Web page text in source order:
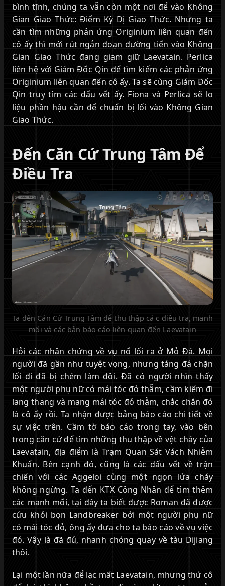
bình tĩnh, chúng ta vẫn còn một nơi để vào Không
Gian Giao Thức: Điểm Kỳ Dị Giao Thức. Nhưng ta
cần tìm những phản ứng Originium liên quan đến
cô ấy thì mới rút ngắn đoạn đường tiến vào Không
Gian Giao Thức đang giam giữ Laevatain. Perlica
liên hệ với Giám Đốc Qin để tìm kiếm các phản ứng
Originium liên quan đến cô ấy. Ta sẽ cùng Giám Đốc
Qin truy tìm các dấu vết ấy. Fiona và Perlica sẽ lo
liệu phần hậu cần để chuẩn bị lối vào Không Gian
Giao Thức.
Đến Căn Cứ Trung Tâm Để
Điều Tra
Ta đến Căn Cứ Trung Tâm để thu thập cá c điều tra, manh
mối và các bản báo cáo liên quan đến Laevatain
Hỏi các nhân chứng về vụ nổ lối ra ở Mỏ Đá. Mọi
người đã gần như tuyệt vọng, nhưng tảng đá chặn
lối đi đã bị chém làm đôi. Đã có người nhìn thấy
một người phụ nữ có mái tóc đỏ thẫm, cầm kiếm đi
lang thang và mang mái tóc đỏ thẫm, chắc chắn đó
là cô ấy rồi. Ta nhận được bảng báo cáo chi tiết về
sự việc trên. Cầm tờ báo cáo trong tay, vào bên
trong căn cứ để tìm những thu thập về vệt cháy của
Laevatain, địa điểm là Trạm Quan Sát Vách Nhiễm
Khuẩn. Bên cạnh đó, cũng là các dấu vết về trận
chiến với các Aggeloi cùng một ngọn lửa cháy
không ngừng. Ta đến KTX Công Nhân để tìm thêm
các manh mối, tại đây ta biết được Roman đã được
cứu khỏi bọn Landbreaker bởi một người phụ nữ
có mái tóc đỏ, ông ấy đưa cho ta báo cáo về vụ việc
đó. Vậy là đã đủ, nhanh chóng quay về tàu Dijiang
thôi.
Lại một lần nữa để lạc mất Laevatain, mhưng thứ cô